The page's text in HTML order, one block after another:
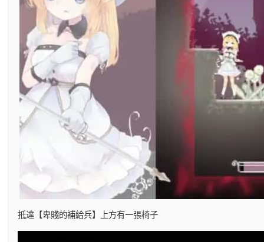
抵達【卑賤的補給兵】上方有一張椅子